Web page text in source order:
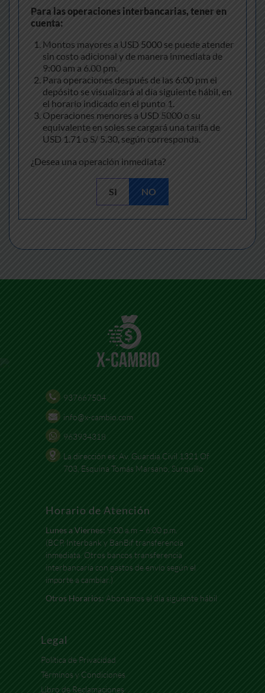
Para las operaciones interbancarias, tener en
cuenta:
Montos mayores a USD 5000 se puede atender
sin costo adicional y de manera inmediata de
9:00 am a 6.00 pm.
Para operaciones después de las 6:00 pm el
depósito se visualizará al día siguiente hábil, en
el horario indicado en el punto 1.
Operaciones menores a USD 5000 o su
equivalente en soles se cargará una tarifa de
USD 1.71 o S/ 5.30, según corresponda.
¿Desea una operación inmediata?
SI NO
937667504
info@x-cambio.com
963934318
La dirección es: Av. Guardia Civil 1321 Of
703, Esquina Tomás Marsano, Surquillo
Horario de Atención
Lunes a Viernes: 9:00 a.m – 6:00 p.m.
(BCP, Interbank y BanBif transferencia
inmediata. Otros bancos transferencia
interbancaria con gastos de envío según el
importe a cambiar.)
Otros Horarios: Abonamos el día siguiente hábil
Legal
Política de Privacidad
Términos y Condiciones
Libro de Reclamaciones